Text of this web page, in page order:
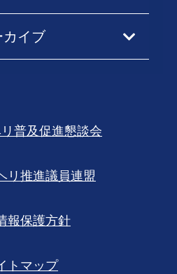
カイブ
リ普及促進懇談会
リ推進議員連盟
報保護方針
トマップ